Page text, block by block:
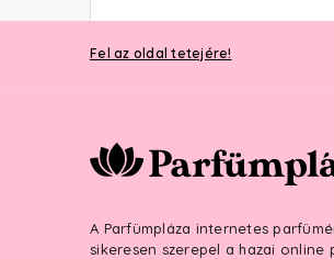
Fel az oldal tetejére!
A Parfümpláza internetes
sikeresen szerepel a hazai online